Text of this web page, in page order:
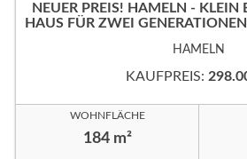
NEUER PREIS! HAMELN - KLEIN
HAUS FÜR ZWEI
HAMELN
KAUFPREIS:
WOHNFLÄCHE
184 m²